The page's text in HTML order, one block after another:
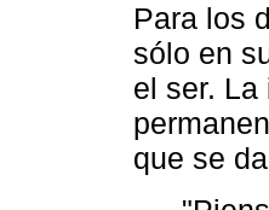
Para los
sólo en
el ser. La
que se